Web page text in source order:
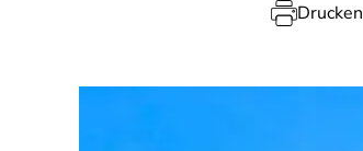
Drucken